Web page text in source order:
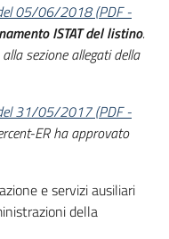
05/06/2018(PDF-
ISTAT del listino.
sezione allegati della
31/05/2017(PDF-
ER ha approvato
e servizi ausiliari
della